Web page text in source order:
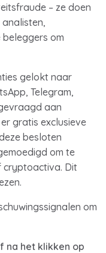
– ze doen
om
gelokt naar
Telegram,
aan
gratis exclusieve
besloten
om te
cryptoactiva. Dit
om
na het klikken op